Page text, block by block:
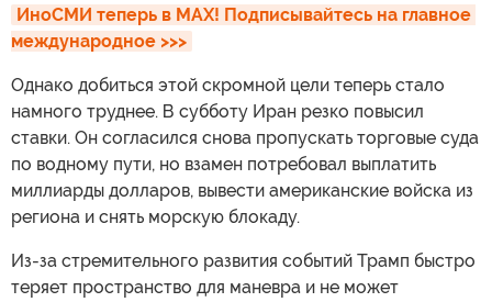
ИноСМИ теперь в MAX! Подписывайтесь на главное
международное >>>
Однако добиться этой скромной цели теперь стало
намного труднее. В субботу Иран резко повысил
ставки. Он согласился снова пропускать торговые суда
по водному пути, но взамен потребовал выплатить
миллиарды долларов, вывести американские войска из
региона и снять морскую блокаду.
Из-за стремительного развития событий Трамп быстро
теряет пространство для маневра и не может